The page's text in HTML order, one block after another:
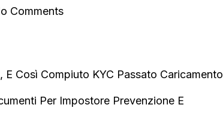
Comments
Così Compiuto KYC Passato Caricamento
Per Impostore Prevenzione E